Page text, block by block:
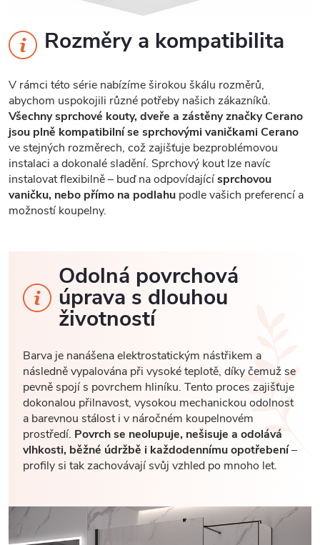
Rozměry a kompatibilita
V rámci této série nabízíme širokou škálu rozměrů,
abychom uspokojili různé potřeby našich zákazníků.
Všechny sprchové kouty, dveře a zástěny značky Cerano
jsou plně kompatibilní se sprchovými vaničkami Cerano
ve stejných rozměrech, což zajišťuje bezproblémovou
instalaci a dokonalé sladění. Sprchový kout lze navíc
instalovat flexibilně – buď na odpovídajícísprchovou
vaničku, nebo přímo na podlahu podle vašich preferencí a
možností koupelny.
Odolná povrchová
úprava s dlouhou
životností
Barva je nanášena elektrostatickým nástřikem a
následně vypalována při vysoké teplotě, díky čemuž se
pevně spojí s povrchem hliníku. Tento proces zajišťuje
dokonalou přilnavost, vysokou mechanickou odolnost
a barevnou stálost i v náročném koupelnovém
prostředí. Povrch se neolupuje, nešisuje a odolává
vlhkosti, běžné údržbě i každodennímu opotřebení–
profily si tak zachovávají svůj vzhled po mnoho let.